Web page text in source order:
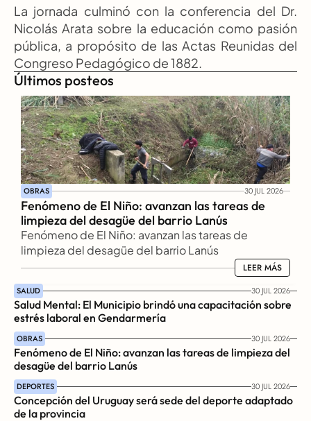
La jornada culminó con la conferencia del Dr.
Nicolás Arata sobre la educación como pasión
pública, a propósito de las Actas Reunidas del
Congreso Pedagógico de 1882.
Últimos posteos
OBRAS 30 JUL 2026
Fenómeno de El Niño: avanzan las tareas de
limpieza del desagüe del barrio Lanús
Fenómeno de El Niño: avanzan las tareas de
limpieza del desagüe del barrio Lanús
LEER MÁS
LEER MÁS
SALUD 30 JUL 2026
Salud Mental: El Municipio brindó una capacitación sobre
estrés laboral en Gendarmería
OBRAS 30 JUL 2026
Fenómeno de El Niño: avanzan las tareas de limpieza del
desagüe del barrio Lanús
DEPORTES 30 JUL 2026
Concepción del Uruguay será sede del deporte adaptado
de la provincia